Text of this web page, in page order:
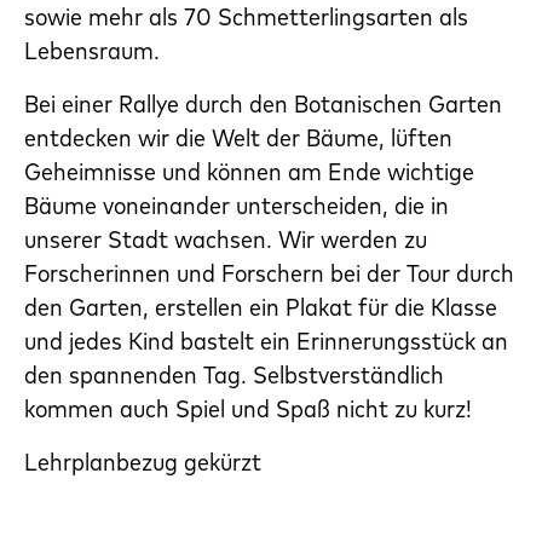
sowie mehr als 70 Schmetterlingsarten als
Lebensraum.
Bei einer Rallye durch den Botanischen Garten
entdecken wir die Welt der Bäume, lüften
Geheimnisse und können am Ende wichtige
Bäume voneinander unterscheiden, die in
unserer Stadt wachsen. Wir werden zu
Forscherinnen und Forschern bei der Tour durch
den Garten, erstellen ein Plakat für die Klasse
und jedes Kind bastelt ein Erinnerungsstück an
den spannenden Tag. Selbstverständlich
kommen auch Spiel und Spaß nicht zu kurz!
Lehrplanbezug gekürzt